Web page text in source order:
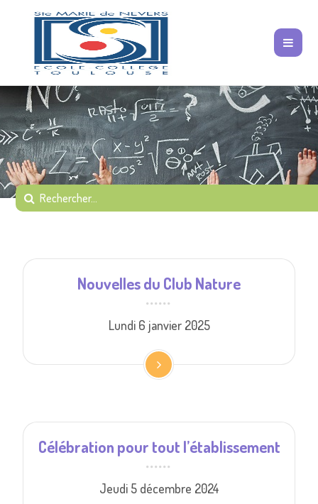
Nouvelles du Club Nature
Lundi 6 janvier 2025
Célébration pour tout l’établissement
Jeudi 5 décembre 2024